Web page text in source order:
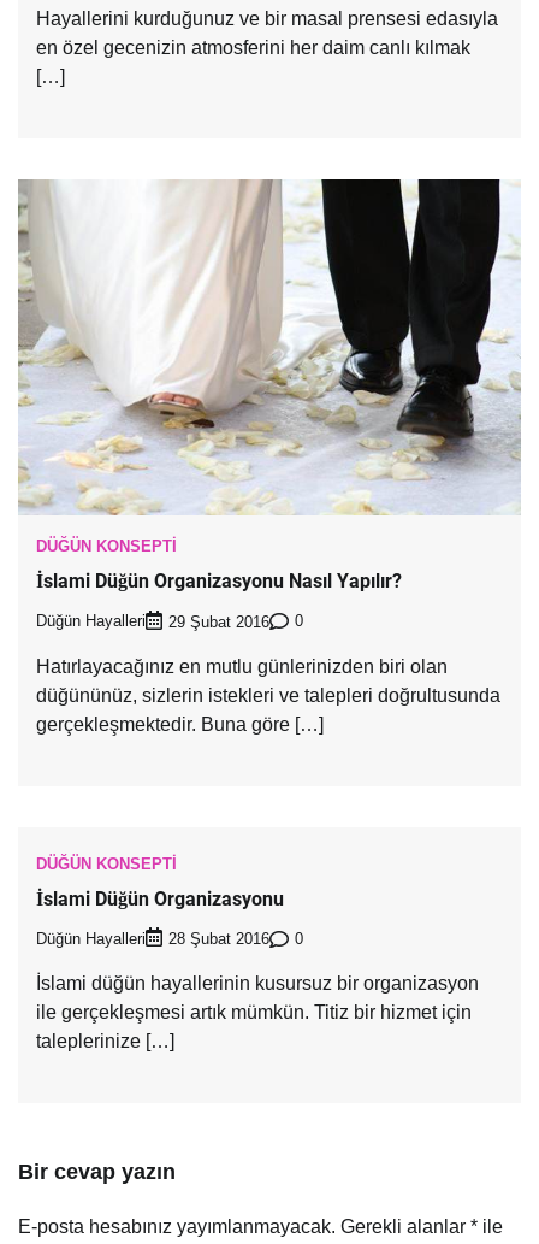
Hayallerini kurduğunuz ve bir masal prensesi edasıyla
en özel gecenizin atmosferini her daim canlı kılmak
[…]
DÜĞÜN KONSEPTI
İslami Düğün Organizasyonu Nasıl Yapılır?
Düğün Hayalleri 29 Şubat 2016 0
Hatırlayacağınız en mutlu günlerinizden biri olan
düğününüz, sizlerin istekleri ve talepleri doğrultusunda
gerçekleşmektedir. Buna göre […]
DÜĞÜN KONSEPTI
İslami Düğün Organizasyonu
Düğün Hayalleri 28 Şubat 2016 0
İslami düğün hayallerinin kusursuz bir organizasyon
ile gerçekleşmesi artık mümkün. Titiz bir hizmet için
taleplerinize […]
Bir cevap yazın
E-posta hesabınız yayımlanmayacak. Gerekli alanlar * ile